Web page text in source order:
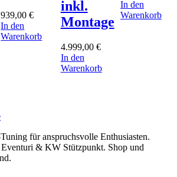
939,00€
In den
Warenkorb
inkl.
Montage
4.999,00 €
In den
Warenkorb
In den
Warenkorb
für anspruchsvolle Enthusiasten.
& KW Stützpunkt. Shop und